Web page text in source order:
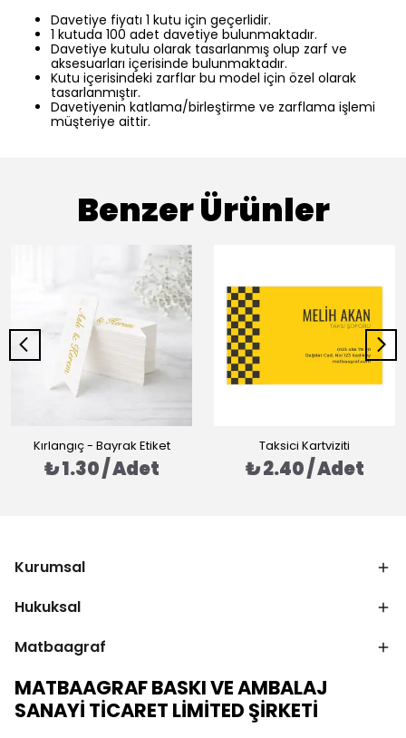
Davetiye fiyatı 1 kutu için geçerlidir.
1 kutuda 100 adet davetiye bulunmaktadır.
Davetiye kutulu olarak tasarlanmış olup zarf ve
aksesuarları içerisinde bulunmaktadır.
Kutu içerisindeki zarflar bu model için özel olarak
tasarlanmıştır.
Davetiyenin katlama/birleştirme ve zarflama işlemi
müşteriye aittir.
Benzer Ürünler
Kırlangıç - Bayrak Etiket
₺ 1.30 / Adet
Taksici Kartviziti
₺ 2.40 / Adet
Kurumsal
Hukuksal
Matbaagraf
MATBAAGRAF BASKI VE AMBALAJ
SANAYİ TİCARET LİMİTED ŞİRKETİ